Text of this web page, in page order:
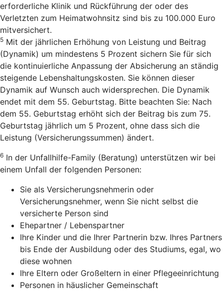
erforderliche Klinik und Rückführung der oder des
Verletzten zum Heimatwohnsitz sind bis zu 100.000 Euro
mitversichert.
5 Mit der jährlichen Erhöhung von Leistung und Beitrag
(Dynamik) um mindestens 5 Prozent sichern Sie für sich
die kontinuierliche Anpassung der Absicherung an ständig
steigende Lebenshaltungskosten. Sie können dieser
Dynamik auf Wunsch auch widersprechen. Die Dynamik
endet mit dem 55. Geburtstag. Bitte beachten Sie: Nach
dem 55. Geburtstag erhöht sich der Beitrag bis zum 75.
Geburtstag jährlich um 5 Prozent, ohne dass sich die
Leistung (Versicherungssummen) ändert.
6 In der Unfallhilfe-Family (Beratung) unterstützen wir bei
einem Unfall der folgenden Personen:
Sie als Versicherungsnehmerin oder
Versicherungsnehmer, wenn Sie nicht selbst die
versicherte Person sind
Ehepartner / Lebenspartner
Ihre Kinder und die Ihrer Partnerin bzw. Ihres Partners
bis Ende der Ausbildung oder des Studiums, egal, wo
diese wohnen
Ihre Eltern oder Großeltern in einer Pflegeeinrichtung
Personen in häuslicher Gemeinschaft